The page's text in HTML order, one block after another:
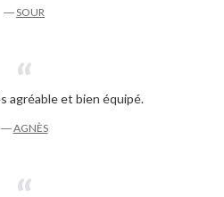
―SOUR
agréable et bien équipé.
―AGNÈS